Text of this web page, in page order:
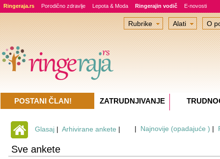
Ringeraja.rs Porodično zdravlje Lepota & Moda Ringerajin vodič E-novosti
Glasaj| Arhivirane ankete | | Najnovije (opadajuće ) |
Sve ankete
Rubrike Alati O
POSTANI ČLAN! ZATRUDNJIVANJE